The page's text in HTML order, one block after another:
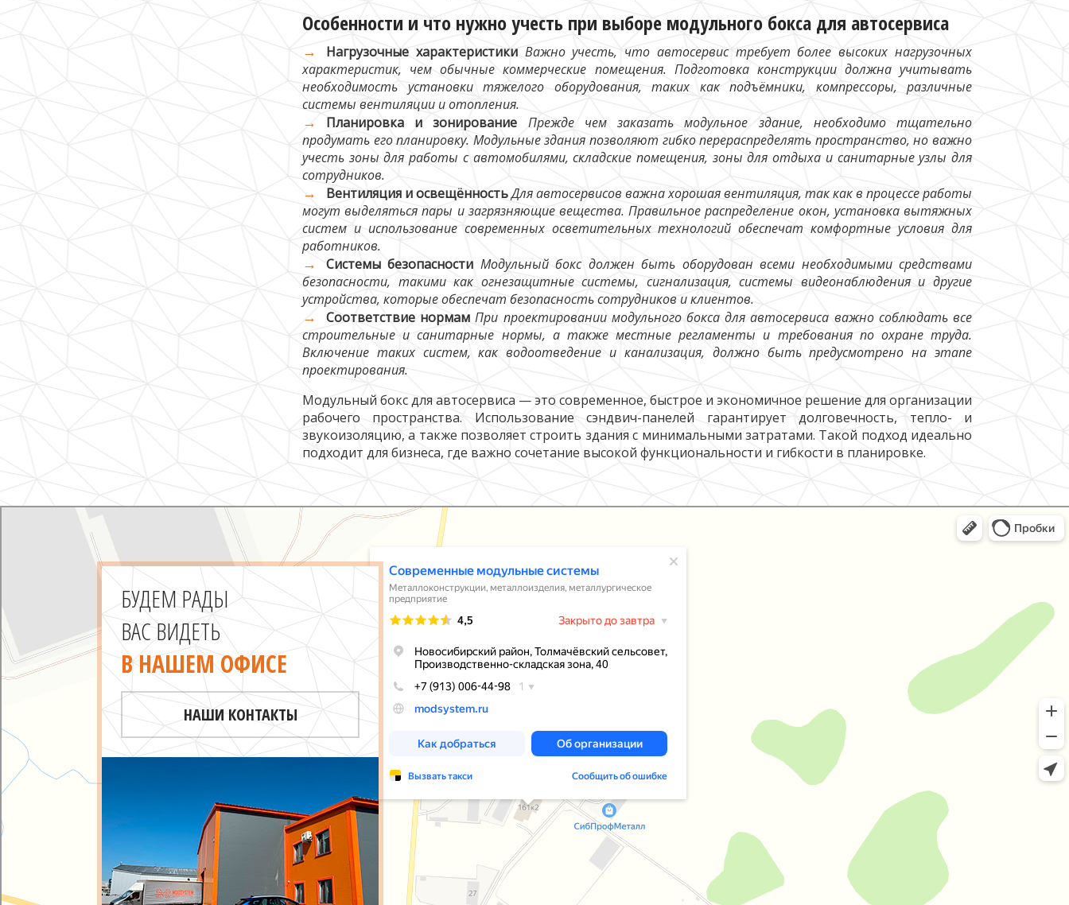
Особенности и что нужно учесть при выборе модульного бокса для автосервиса
Нагрузочные характеристикиВажно учесть, что автосервис требует более высоких нагрузочных
характеристик, чем обычные коммерческие помещения. Подготовка конструкции должна учитывать
необходимость установки тяжелого оборудования, таких как подъёмники, компрессоры, различные
системы вентиляции и отопления.
Планировка и зонирование Прежде чем заказать модульное здание, необходимо тщательно
продумать его планировку. Модульные здания позволяют гибко перераспределять пространство, но важно
учесть зоны для работы с автомобилями, складские помещения, зоны для отдыха и санитарные узлы для
сотрудников.
Вентиляция и освещённостьДля автосервисов важна хорошая вентиляция, так как в процессе работы
могут выделяться пары и загрязняющие вещества. Правильное распределение окон, установка вытяжных
систем и использование современных осветительных технологий обеспечат комфортные условия для
работников.
Системы безопасности Модульный бокс должен быть оборудован всеми необходимыми средствами
безопасности, такими как огнезащитные системы, сигнализация, системы видеонаблюдения и другие
устройства, которые обеспечат безопасность сотрудников и клиентов.
Соответствие нормам При проектировании модульного бокса для автосервиса важно соблюдать все
строительные и санитарные нормы, а также местные регламенты и требования по охране труда.
Включение таких систем, как водоотведение и канализация, должно быть предусмотрено на этапе
проектирования.
Модульный бокс для автосервиса — это современное, быстрое и экономичное решение для организации
рабочего пространства. Использование сэндвич-панелей гарантирует долговечность, тепло- и
звукоизоляцию, а также позволяет строить здания с минимальными затратами. Такой подход идеально
подходит для бизнеса, где важно сочетание высокой функциональности и гибкости в планировке.
Металлоизделия в Новосибирской области
БУДЕМ РАДЫ
ВАС ВИДЕТЬ
В НАШЕМ ОФИСЕ
НАШИ КОНТАКТЫ